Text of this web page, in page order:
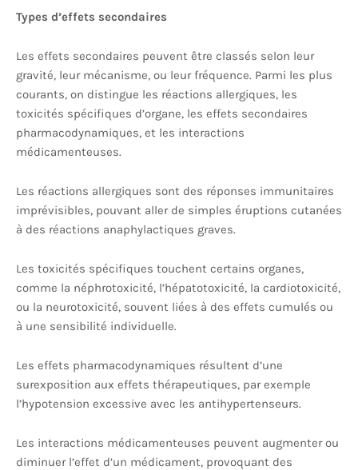
Types d’effets secondaires
Les effets secondaires peuvent être classés selon leur
gravité, leur mécanisme, ou leur fréquence. Parmi les plus
courants, on distingue les réactions allergiques, les
toxicités spécifiques d’organe, les effets secondaires
pharmacodynamiques, et les interactions
médicamenteuses.
Les réactions allergiques sont des réponses immunitaires
imprévisibles, pouvant aller de simples éruptions cutanées
à des réactions anaphylactiques graves.
Les toxicités spécifiques touchent certains organes,
comme la néphrotoxicité, l’hépatotoxicité, la cardiotoxicité,
ou la neurotoxicité, souvent liées à des effets cumulés ou
à une sensibilité individuelle.
Les effets pharmacodynamiques résultent d’une
surexposition aux effets thérapeutiques, par exemple
l’hypotension excessive avec les antihypertenseurs.
Les interactions médicamenteuses peuvent augmenter ou
diminuer l’effet d’un médicament, provoquant des